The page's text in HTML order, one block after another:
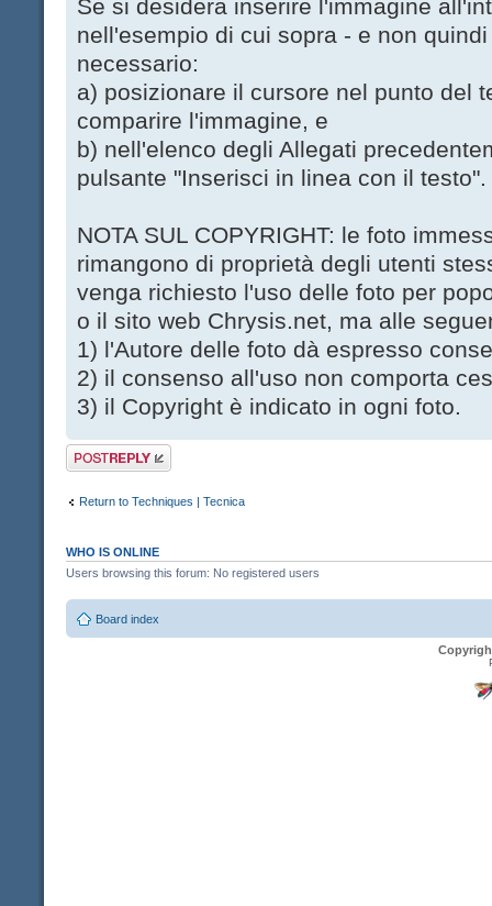
Se si desidera inserire l'immagine
nell'esempio di cui sopra - e non
necessario:
a) posizionare il cursore nel punto del
comparire l'immagine, e
b) nell'elenco degli Allegati
pulsante "Inserisci in linea con il testo".
NOTA SUL COPYRIGHT: le foto
rimangono di proprietà degli utenti
venga richiesto l'uso delle foto per
o il sito web Chrysis.net, ma alle
1) l'Autore delle foto dà espresso
2) il consenso all'uso non comporta
3) il Copyright è indicato in ogni foto.
Post a reply
Return to Techniques | Tecnica
WHO IS ONLINE
Users browsing this forum: No registered users
Board index